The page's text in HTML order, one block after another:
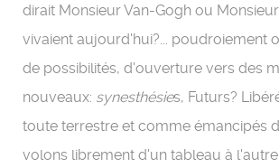
dirait Monsieur Van-Gogh ou
vivaient aujourd'hui?... poudroiement
de possibilités, d'ouverture vers des
nouveaux: synesthésies, Futurs?
toute terrestre et comme émancipés
volons librement d'un tableau à